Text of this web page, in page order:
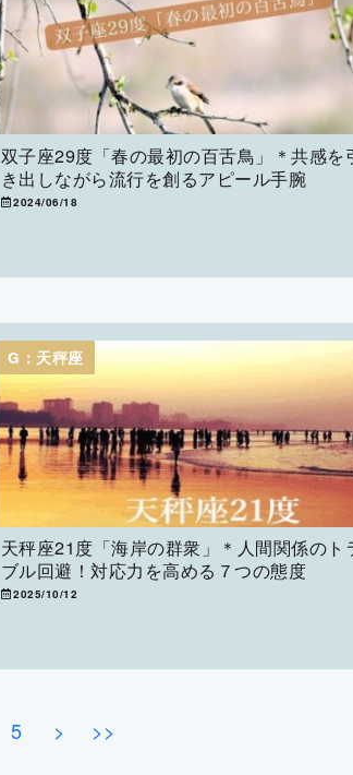
双子座29度「春の最初の百舌鳥」＊共感を
き出しながら流行を創るアピール手腕
2024/06/18
G：天秤座
天秤座21度「海岸の群衆」＊人間関係のト
ブル回避！対応力を高める７つの態度
2025/10/12
5 > >>